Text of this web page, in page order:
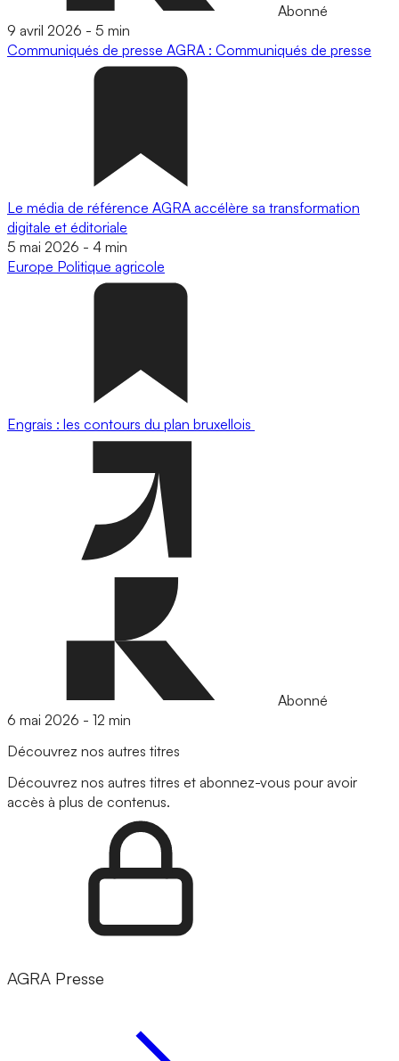
Abonné
9 avril 2026 - 5 min
Communiqués de presse AGRA : Communiqués de presse
Le média de référence AGRA accélère sa transformation
digitale et éditoriale
5 mai 2026 - 4 min
Europe Politique agricole
Engrais : les contours du plan bruxellois
Abonné
6 mai 2026 - 12 min
Découvrez nos autres titres
Découvrez nos autres titres et abonnez-vous pour avoir
accès à plus de contenus.
AGRA Presse